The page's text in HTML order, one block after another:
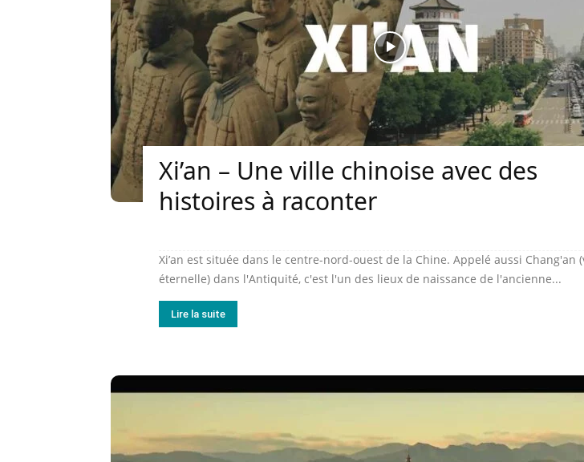
Xi’an – Une ville chinoise avec des
histoires à raconter
Xi’an est située dans le centre-nord-ouest de la Chine. Appelé aussi Chang'an
éternelle) dans l'Antiquité, c'est l'un des lieux de naissance de l'ancienne...
Lire la suite